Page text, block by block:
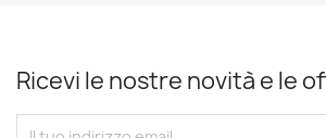
Ricevi le nostre novità e le